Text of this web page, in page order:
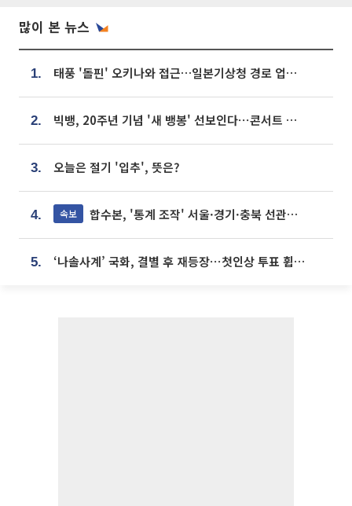
많이 본 뉴스
1. 태풍 '돌핀' 오키나와 접근…일본기상청 경로 업데이트
2. 빅뱅, 20주년 기념 '새 뱅봉' 선보인다⋯콘서트 앞두고 팝업 개최
3. 오늘은 절기 '입추', 뜻은?
4. 속보 합수본, '통계 조작' 서울·경기·충북 선관위 등 추가 압수수색
5. ‘나솔사계’ 국화, 결별 후 재등장⋯첫인상 투표 휩쓸고 ‘인기녀’ 등극